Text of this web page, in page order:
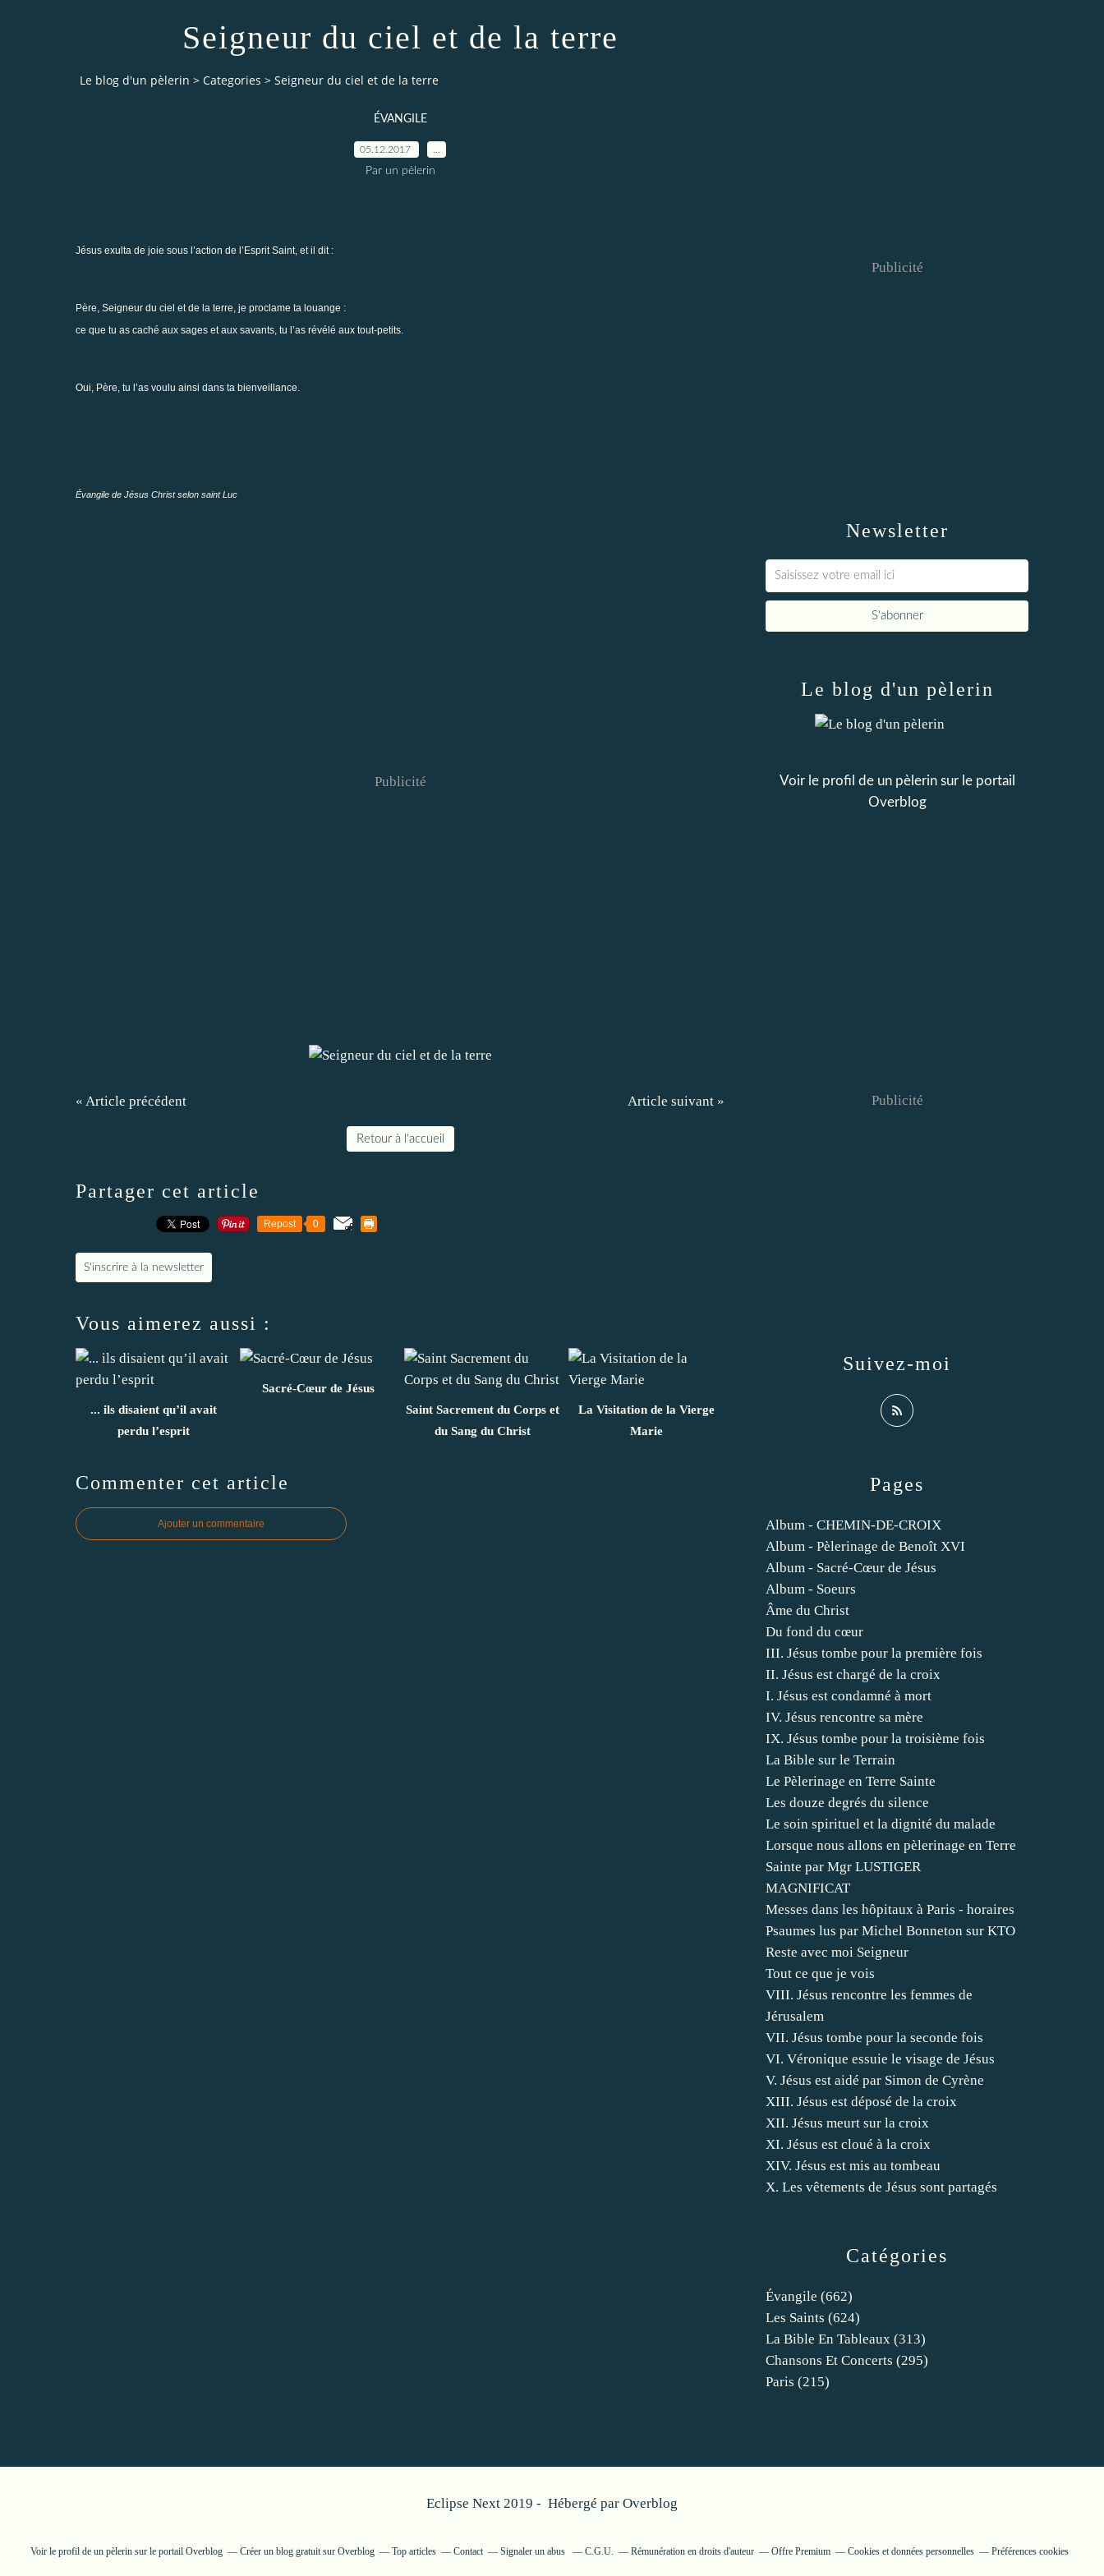
Seigneur du ciel et de la terre
Le blog d'un pèlerin > Categories > Seigneur du ciel et de la terre
ÉVANGILE
05.12.2017
Par un pèlerin
Jésus exulta de joie sous l’action de l’Esprit Saint, et il dit :
Père, Seigneur du ciel et de la terre, je proclame ta louange :
ce que tu as caché aux sages et aux savants, tu l’as révélé aux tout-petits.
Oui, Père, tu l’as voulu ainsi dans ta bienveillance.
Évangile de Jésus Christ selon saint Luc
Publicité
« Article précédent Article suivant »
Retour à l'accueil
Partager cet article
Repost 0
S'inscrire à la newsletter
Vous aimerez aussi :
... ils disaient qu’il avait
perdu l’esprit
Sacré-Cœur de Jésus
Saint Sacrement du Corps et
du Sang du Christ
La Visitation de la Vierge
Marie
Commenter cet article
Ajouter un commentaire
Newsletter
Publicité
Catégories
Évangile (662)
Les Saints (624)
La Bible En Tableaux (313)
Chansons Et Concerts (295)
Paris (215)
Pages
Album - CHEMIN-DE-CROIX
Album - Pèlerinage de Benoît XVI
Album - Sacré-Cœur de Jésus
Album - Soeurs
Âme du Christ
Du fond du cœur
III. Jésus tombe pour la première fois
II. Jésus est chargé de la croix
I. Jésus est condamné à mort
IV. Jésus rencontre sa mère
IX. Jésus tombe pour la troisième fois
La Bible sur le Terrain
Le Pèlerinage en Terre Sainte
Les douze degrés du silence
Le soin spirituel et la dignité du malade
Lorsque nous allons en pèlerinage en Terre
Sainte par Mgr LUSTIGER
MAGNIFICAT
Messes dans les hôpitaux à Paris - horaires
Psaumes lus par Michel Bonneton sur KTO
Reste avec moi Seigneur
Tout ce que je vois
VIII. Jésus rencontre les femmes de
Jérusalem
VII. Jésus tombe pour la seconde fois
VI. Véronique essuie le visage de Jésus
V. Jésus est aidé par Simon de Cyrène
XIII. Jésus est déposé de la croix
XII. Jésus meurt sur la croix
XI. Jésus est cloué à la croix
XIV. Jésus est mis au tombeau
X. Les vêtements de Jésus sont partagés
Le blog d'un pèlerin
Voir le profil de un pèlerinsur le portail
Overblog
Suivez-moi
Publicité
Eclipse Next 2019 - Hébergé par Overblog
Voir le profil de un pèlerin sur le portail Overblog Créer un blog gratuit sur Overblog Top articles Contact Signaler un abus C.G.U. Rémunération en droits d'auteur Offre Premium Cookies et données personnelles Préférences cookies